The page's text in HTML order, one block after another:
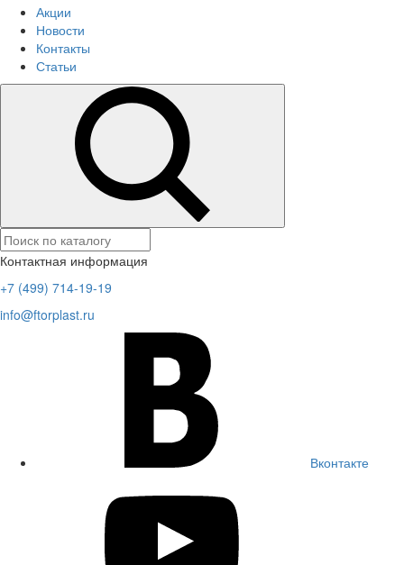
Акции
Новости
Контакты
Статьи
Контактная информация
+7 (499) 714-19-19
info@ftorplast.ru
Вконтакте